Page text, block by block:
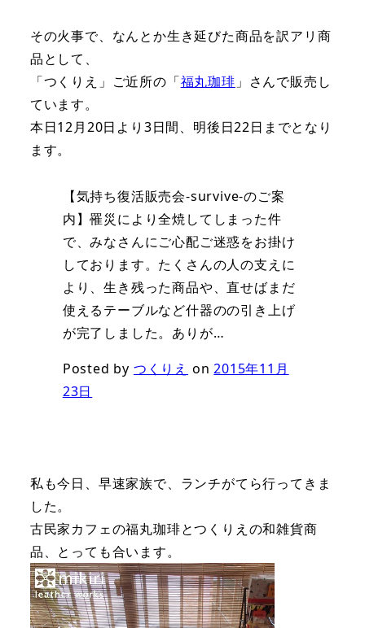
その火事で、なんとか生き延びた商品を訳アリ商
品として、
「つくりえ」ご近所の「福丸珈琲 」さんで販売し
ています。
本日12月20日より3日間、明後日22日までとなり
ます。
【気持ち復活販売会-survive-のご案
内】罹災により全焼してしまった件
で、みなさんにご心配ご迷惑をお掛け
しております。たくさんの人の支えに
より、生き残った商品や、直せばまだ
使えるテーブルなど什器のの引き上げ
が完了しました。ありが…
Posted by つくりえ on2015年11月
23日
私も今日、早速家族で、ランチがてら行ってきま
した。
古民家カフェの福丸珈琲とつくりえの和雑貨商
品、とっても合います。